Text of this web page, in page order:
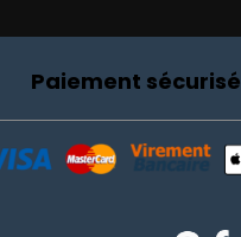
Paiement sécurisé